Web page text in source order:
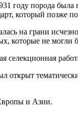
году порода
который позже
на грани
которые не могли
открыт
и Азии.